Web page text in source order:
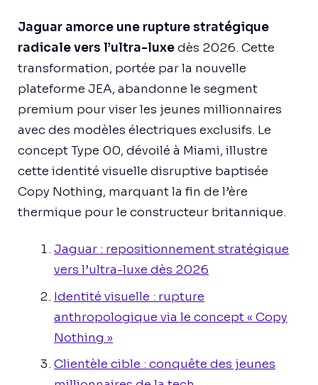
Jaguar amorce une rupture stratégique
radicale vers l’ultra-luxedès 2026. Cette
transformation, portée par la nouvelle
plateforme JEA, abandonne le segment
premium pour viser les jeunes millionnaires
avec des modèles électriques exclusifs. Le
concept Type 00, dévoilé à Miami, illustre
cette identité visuelle disruptive baptisée
Copy Nothing, marquant la fin de l’ère
thermique pour le constructeur britannique.
Jaguar : repositionnement stratégique
vers l’ultra-luxe dès 2026
Identité visuelle : rupture
anthropologique via le concept « Copy
Nothing »
Clientèle cible : conquête des jeunes